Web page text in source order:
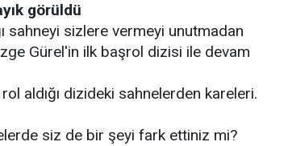
görüldü
sahneyi sizlere vermeyi unutmadan
Gürel'in ilk başrol dizisi ile devam
aldığı dizideki sahnelerden kareleri.
siz de bir şeyi fark ettiniz mi?